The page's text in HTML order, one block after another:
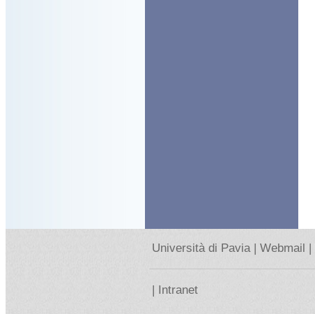
Università di Pavia | Webmail |
| Intranet